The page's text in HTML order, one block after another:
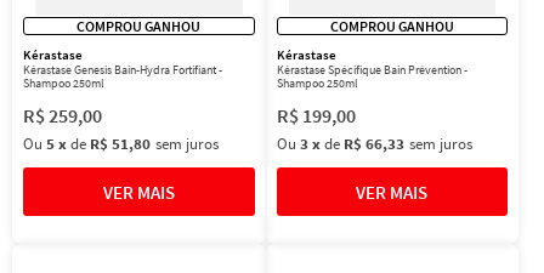
COMPROU GANHOU
Kérastase
Kérastase Genesis Bain-Hydra Fortifiant -
Shampoo 250ml
R$259,00
Ou 5xde R$ 51,80 sem juros
COMPROU GANHOU
Kérastase
Kérastase Spécifique Bain Prévention -
Shampoo 250ml
R$ 199,00
Ou 3 xde R$ 66,33 sem juros